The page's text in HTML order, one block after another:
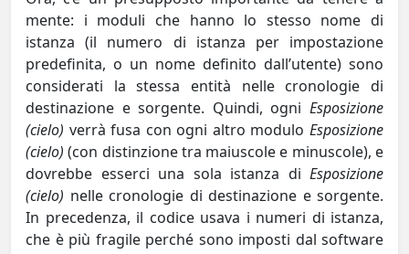
mente: i moduli che hanno lo stesso nome di
istanza (il numero di istanza per impostazione
predefinita, o un nome definito dall’utente) sono
considerati la stessa entità nelle cronologie di
destinazione e sorgente. Quindi, ogni Esposizione
(cielo) verrà fusa con ogni altro modulo Esposizione
(cielo) (con distinzione tra maiuscole e minuscole), e
dovrebbe esserci una sola istanza di Esposizione
(cielo) nelle cronologie di destinazione e sorgente.
In precedenza, il codice usava i numeri di istanza,
che è più fragile perché sono imposti dal software